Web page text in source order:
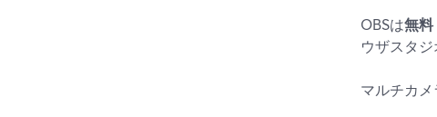
OBSは無料
ウザスタ
マルチカメ